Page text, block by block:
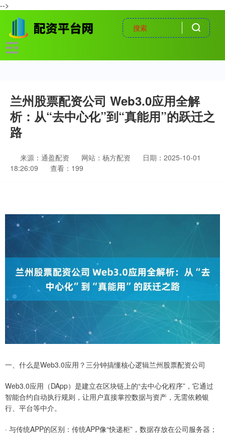
-->
兰州股票配资公司 Web3.0应用全解
析：从“去中心化”到“真能用”的跃迁之
路
来源：通盈配资 网站：杨方配资
日期：2025-10-01
18:26:09
查看：199
一、什么是Web3.0应用？三分钟搞懂核心逻辑兰州股票配资公司
Web3.0应用（DApp）是建立在区块链上的“去中心化程序”，它通过
智能合约自动执行规则，让用户直接掌控数据与资产，无需依赖银
行、平台等中介。
· 与传统APP的区别：传统APP像“快递柜”，数据存放在公司服务器；